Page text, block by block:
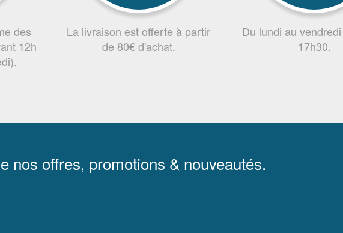
des
12h
La livraison est offerte à partir
de 80€ d'achat.
Du lundi au
17h30.
nos offres, promotions & nouveautés.